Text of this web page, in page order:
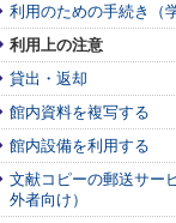
利用のための手続き（
利用上の注意
貸出・返却
館内資料を複写する
館内設備を利用する
文献コピーの郵送サー
外者向け）